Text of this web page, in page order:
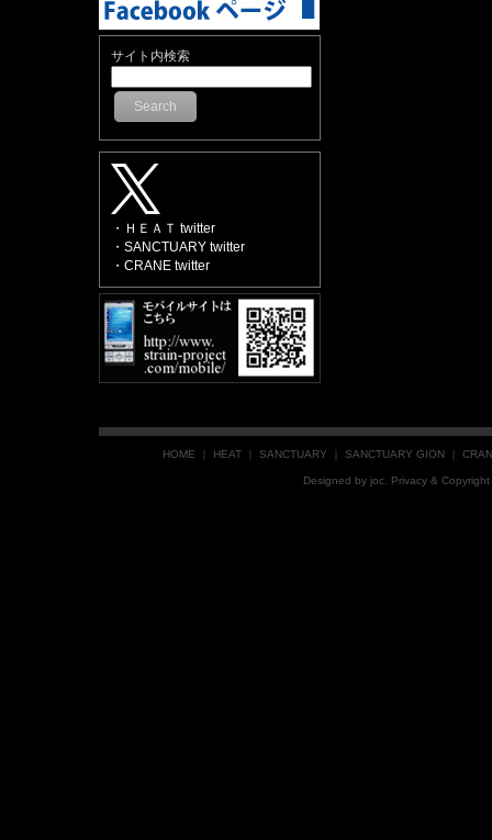
サイト内検索
Search
・ＨＥＡＴ twitter
・SANCTUARY twitter
・CRANE twitter
HOME HEAT SANCTUARY SANCTUARY GION
Designed by joc . Privacy &